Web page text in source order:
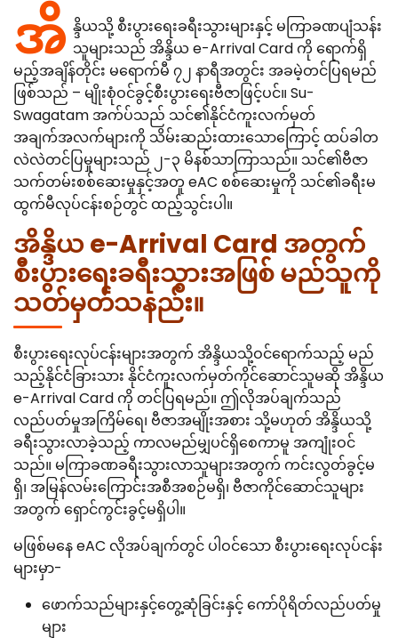
အိ န္ဒိယသို့ စီးပွားရေးခရီးသွားများနှင့် မကြာခဏပျံသန်း
သူများသည် အိန္ဒိယ e-Arrival Card ကို ရောက်ရှိ
မည့်အချိန်တိုင်း မရောက်မီ ၇၂ နာရီအတွင်း အခမဲ့တင်ပြရမည်
ဖြစ်သည် – မျိုးစုံဝင်ခွင့်စီးပွားရေးဗီဇာဖြင့်ပင်။ Su-
Swagatam အက်ပ်သည် သင်၏နိုင်ငံကူးလက်မှတ်
အချက်အလက်များကို သိမ်းဆည်းထားသောကြောင့် ထပ်ခါတ
လဲလဲတင်ပြမှုများသည် ၂-၃ မိနစ်သာကြာသည်။ သင်၏ဗီဇာ
သက်တမ်းစစ်ဆေးမှုနှင့်အတူ eAC စစ်ဆေးမှုကို သင်၏ခရီးမ
ထွက်မီလုပ်ငန်းစဉ်တွင် ထည့်သွင်းပါ။
အိန္ဒိယ e-Arrival Card အတွက်
စီးပွားရေးခရီးသွားအဖြစ် မည်သူကို
သတ်မှတ်သနည်း။
စီးပွားရေးလုပ်ငန်းများအတွက် အိန္ဒိယသို့ဝင်ရောက်သည့် မည်
သည့်နိုင်ငံခြားသား နိုင်ငံကူးလက်မှတ်ကိုင်ဆောင်သူမဆို အိန္ဒိယ
e-Arrival Card ကို တင်ပြရမည်။ ဤလိုအပ်ချက်သည်
လည်ပတ်မှုအကြိမ်ရေ၊ ဗီဇာအမျိုးအစား သို့မဟုတ် အိန္ဒိယသို့
ခရီးသွားလာခဲ့သည့် ကာလမည်မျှပင်ရှိစေကာမူ အကျုံးဝင်
သည်။ မကြာခဏခရီးသွားလာသူများအတွက် ကင်းလွတ်ခွင့်မ
ရှိ၊ အမြန်လမ်းကြောင်းအစီအစဉ်မရှိ၊ ဗီဇာကိုင်ဆောင်သူများ
အတွက် ရှောင်ကွင်းခွင့်မရှိပါ။
မဖြစ်မနေ eAC လိုအပ်ချက်တွင် ပါဝင်သော စီးပွားရေးလုပ်ငန်း
များမှာ-
ဖောက်သည်များနှင့်တွေ့ဆုံခြင်းနှင့် ကော်ပိုရိတ်လည်ပတ်မှု
များ